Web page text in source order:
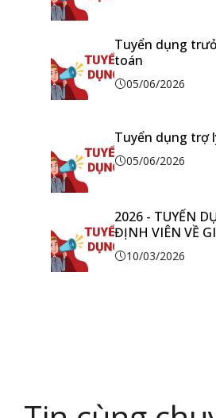
Tuyển dụng
toán
05/06/2026
Tuyển dụng trợ
05/06/2026
2026 - TUYỂN
ĐỊNH VIÊN VỀ
10/03/2026